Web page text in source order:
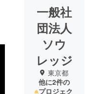
一般社
団法人
ソウ
レッジ
東京都
他に2件の
プロジェク